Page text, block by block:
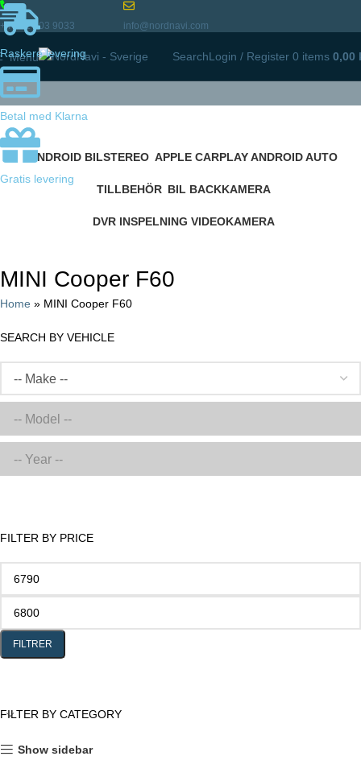
+46 72 903 9033 info@nordnavi.com
Menu SearchLogin / Register 0 items 0,00
Raskere levering
Betal med Klarna
Gratis levering
ANDROID BILSTEREO
159 Products
APPLE CARPLAY ANDROID AUTO
TILLBEHÖR BIL BACKKAMERA
DVR INSPELNING VIDEOKAMERA
MINI Cooper F60
Home » MINI Cooper F60
SEARCH BY VEHICLE
FILTER BY PRICE
FILTRER
FILTER BY CATEGORY
Show sidebar